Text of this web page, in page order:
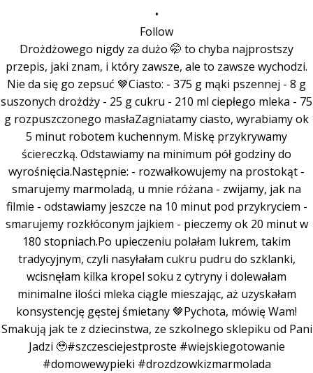
•
Follow
Drożdżowego nigdy za dużo 🤭 to chyba najprostszy
przepis, jaki znam, i który zawsze, ale to zawsze wychodzi.
Nie da się go zepsuć 🤎Ciasto: - 375 g mąki pszennej - 8 g
suszonych drożdży - 25 g cukru - 210 ml ciepłego mleka - 75
g rozpuszczonego masłaZagniatamy ciasto, wyrabiamy ok
5 minut robotem kuchennym. Miskę przykrywamy
ściereczką. Odstawiamy na minimum pół godziny do
wyrośnięcia.Następnie: - rozwałkowujemy na prostokąt -
smarujemy marmoladą, u mnie różana - zwijamy, jak na
filmie - odstawiamy jeszcze na 10 minut pod przykryciem -
smarujemy rozkłóconym jajkiem - pieczemy ok 20 minut w
180 stopniach.Po upieczeniu polałam lukrem, takim
tradycyjnym, czyli nasyłałam cukru pudru do szklanki,
wcisnęłam kilka kropel soku z cytryny i dolewałam
minimalne ilości mleka ciągle mieszając, aż uzyskałam
konsystencję gęstej śmietany 🤎Pychota, mówię Wam!
Smakują jak te z dziecinstwa, ze szkolnego sklepiku od Pani
Jadzi 🥹#szczesciejestproste #wiejskiegotowanie
#domowewypieki #drozdzowkizmarmolada